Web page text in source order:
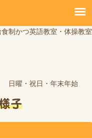
制かつ英語教室・体操教室
日曜・祝日・年末年始
子